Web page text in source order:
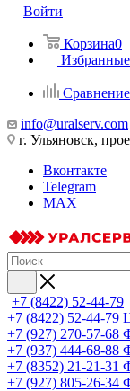
Войти
Корзина0
info@uralserv.com
г. Ульяновск,
Вконтакте
Telegram
MAX
+7 (8422) 52-44-79
+7 (8422) 52-44-79
+7 (927) 270-57-68
+7 (937) 444-68-88
+7 (8352) 21-21-31
+7 (927) 805-26-34